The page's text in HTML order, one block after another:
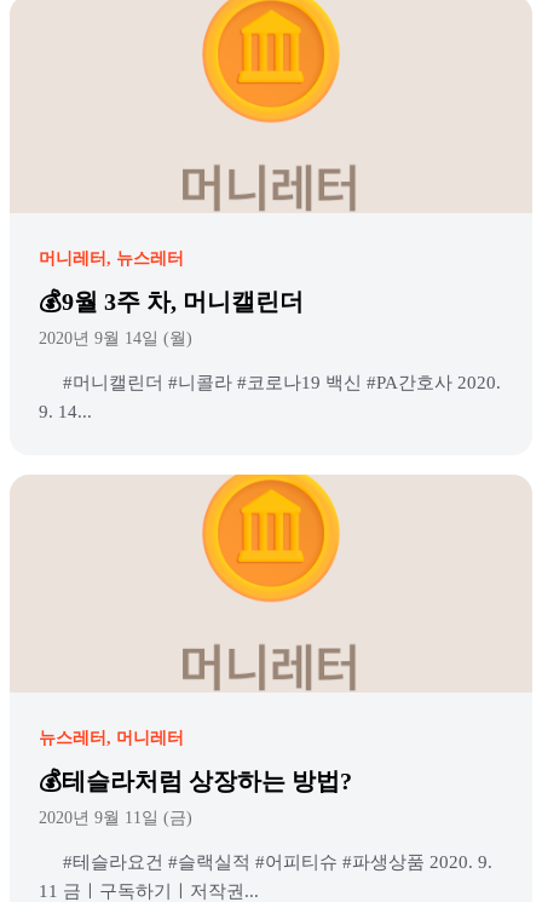
머니레터 뉴스레터
💰9월 3주 차, 머니캘린더
2020년 9월 14일 (월)
#머니캘린더 #니콜라 #코로나19 백신 #PA간호사 2020.
9. 14...
뉴스레터 머니레터
💰테슬라처럼 상장하는 방법?
2020년 9월 11일 (금)
#테슬라요건 #슬랙실적 #어피티슈 #파생상품 2020. 9.
11 금ㅣ구독하기ㅣ저작권...